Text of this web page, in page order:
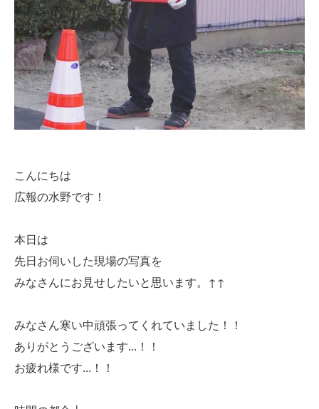
こんにちは
広報の水野です！
本日は
先日お伺いした現場の写真を
みなさんにお見せしたいと思います。↑↑
みなさん寒い中頑張ってくれていました！！
ありがとうございます...！！
お疲れ様です...！！